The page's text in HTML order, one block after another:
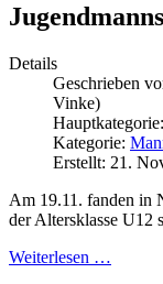
Details
Geschrieben
Vinke)
Hauptkategorie:
Kategorie:
Erstellt: 21.
Am 19.11. fanden in
der Altersklasse U12
Weiterlesen …